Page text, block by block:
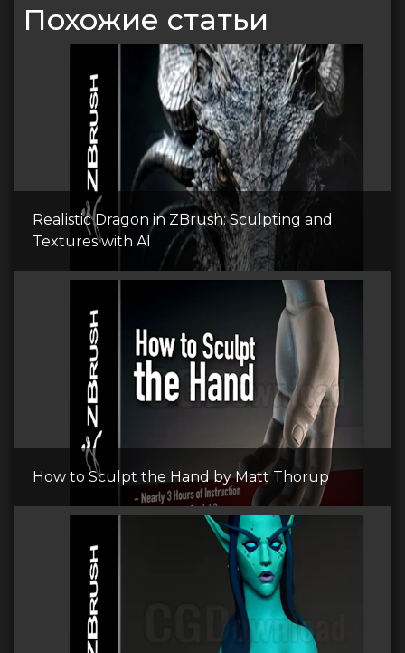
Похожие статьи
Realistic Dragon in ZBrush: Sculpting and
Textures with AI
How to Sculpt the Hand by Matt Thorup